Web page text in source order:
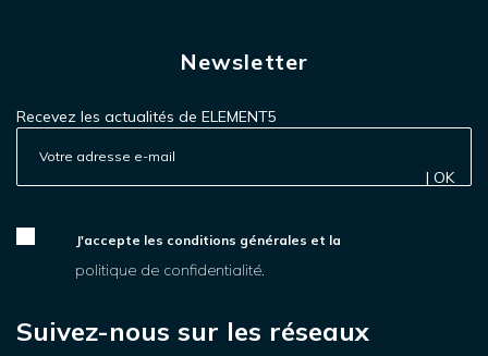
Newsletter
Recevez les actualités de ELEMENT5
| OK
J'accepte les conditions générales et la
politique de confidentialité.
Suivez-nous sur les réseaux